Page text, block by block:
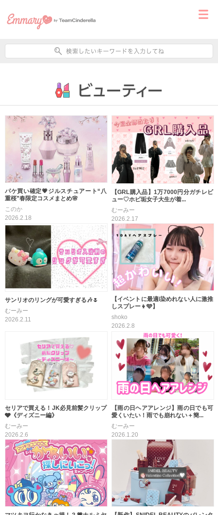
パケ買い確定💗ジルスチュアート“八
重桜”春限定コスメまとめ🌸
このか
2026.2.18
【GRL購入品】1万7000円分ガチレビ
ュー♡ホビ垢女子大生が着...
むーみー
2026.2.17
サンリオのリングが可愛すぎる🎶🌷
むーみー
2026.2.11
【イベントに最適❕染めれない人に激推
しスプレー👦🩵】
shoko
2026.2.8
セリアで買える！JK必見前髪クリップ
🩶《ディズニー編》
むーみー
2026.2.6
【雨の日ヘアアレンジ】雨の日でも可
愛くいたい！雨でも崩れない＋簡...
むーみー
2026.1.20